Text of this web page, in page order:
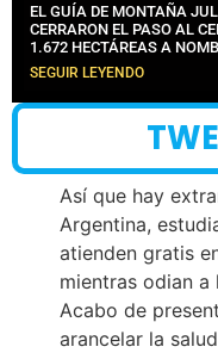
EL GUÍA DE MONTAÑA
CERRARON EL PASO AL
1.672 HECTÁREAS A
SEGUIR LEYENDO
Así que hay
Argentina,
atienden gratis
mientras odian a
Acabo de
arancelar la